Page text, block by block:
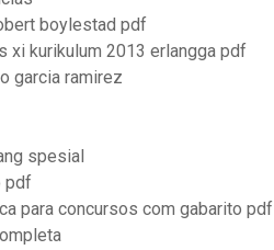
boylestad pdf
xi kurikulum 2013 erlangga pdf
garcia ramirez
spesial
pdf
para concursos com gabarito pdf